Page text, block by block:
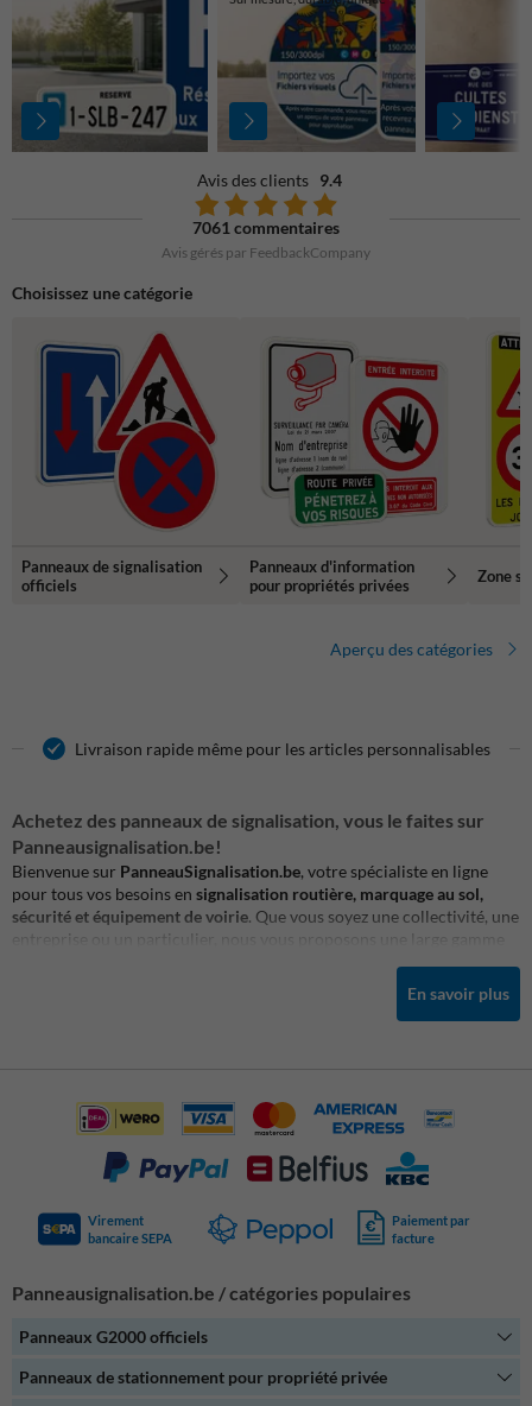
Avis des clients 9.4
7061 commentaires
Avis gérés par FeedbackCompany
Choisissez une catégorie
Panneaux de signalisation
officiels
Panneaux d'information
pour propriétés privées
Zone
Aperçu des catégories
Livraison rapide même pour les articles personnalisables
Achetez des panneaux de signalisation, vous le faites sur
Panneausignalisation.be!
Bienvenue sur PanneauSignalisation.be, votre spécialiste en ligne
pour tous vos besoins en signalisation routière, marquage au sol,
sécurité et équipement de voirie. Que vous soyez une collectivité, une
entreprise ou un particulier, nous vous proposons une large gamme
miroirs de
En savoir plus
Virement
bancaire SEPA
Paiement par
facture
Panneausignalisation.be / catégories populaires
Panneaux G2000 officiels
Panneaux de stationnement pour propriété privée